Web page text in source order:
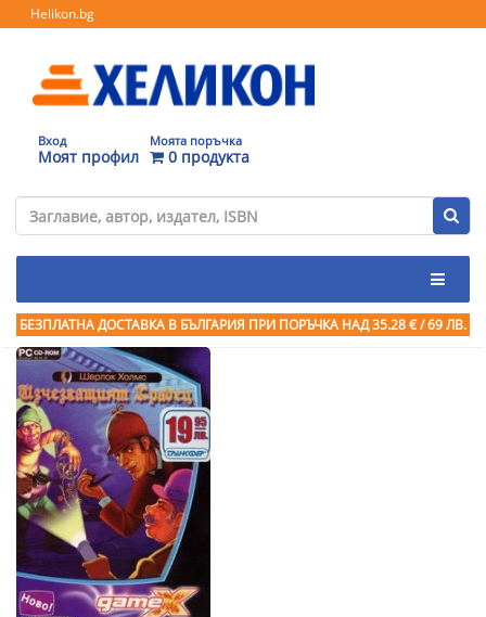
Helikon.bg
Вход
Моят профил
Моята поръчка
0 продукта
БЕЗПЛАТНА ДОСТАВКА В БЪЛГАРИЯ ПРИ ПОРЪЧКА НАД 35.28 € / 69 ЛВ.